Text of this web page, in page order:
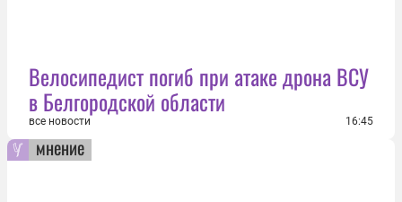
Велосипедист погиб при атаке дрона ВСУ
в Белгородской области
все новости 16:45
мнение